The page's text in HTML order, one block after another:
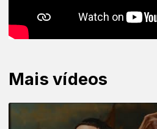
Mais vídeos